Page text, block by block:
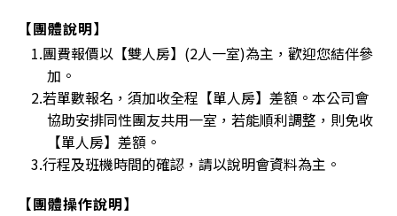
【團體說明】
1.團費報價以【雙人房】(2人一室)為主，歡迎您結伴參
加。
2.若單數報名，須加收全程【單人房】差額。本公司會
協助安排同性團友共用一室，若能順利調整，則免收
【單人房】差額。
3.行程及班機時間的確認，請以說明會資料為主。
【團體操作說明】